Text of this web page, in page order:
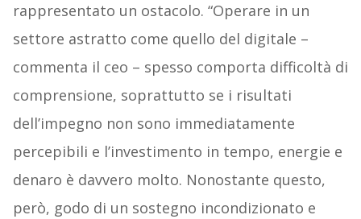
rappresentato un ostacolo. “Operare in un
settore astratto come quello del digitale –
commenta il ceo – spesso comporta difficoltà di
comprensione, soprattutto se i risultati
dell’impegno non sono immediatamente
percepibili e l’investimento in tempo, energie e
denaro è davvero molto. Nonostante questo,
però, godo di un sostegno incondizionato e